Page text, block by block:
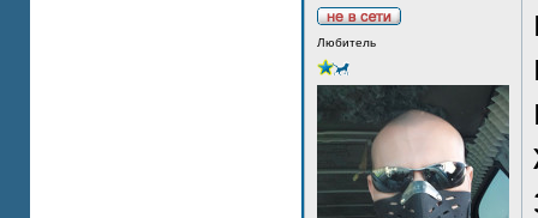
Любитель